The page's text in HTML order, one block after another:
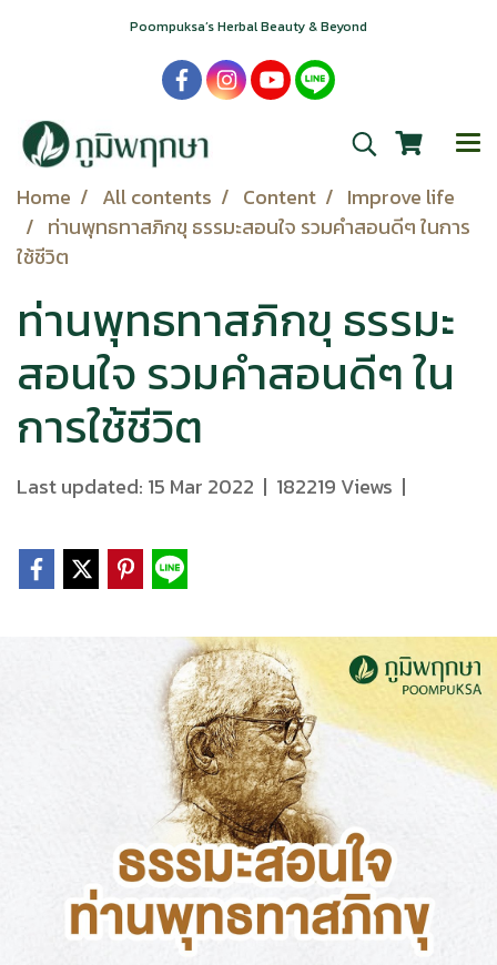
Poompuksa’s Herbal Beauty & Beyond
Home All contents Content
Improve life
ท่านพุทธทาสภิกขุ ธรรมะสอนใจ รวมคำสอนดีๆ ในการ
ใช้ชีวิต
ท่านพุทธทาสภิกขุ ธรรมะ
สอนใจ รวมคำสอนดีๆ ใน
การใช้ชีวิต
Last updated: 15 Mar 2022 | 182219 Views |